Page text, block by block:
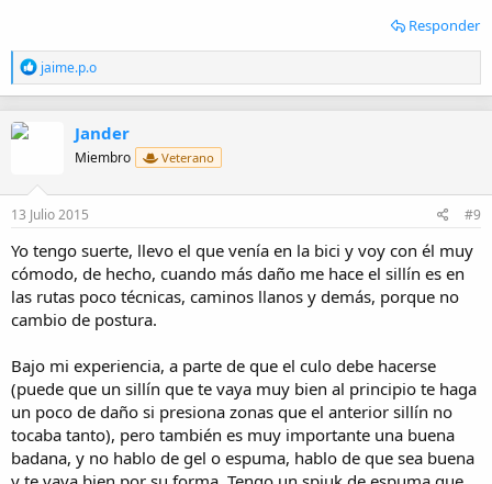
Responder
R
e
a
n
e
s
jaime.p.o
Jander
Miembro Veterano
13 Julio 2015 #9
Yo tengo suerte, llevo el que venía en la bici y voy con él muy
cómodo, de hecho, cuando más daño me hace el sillín es en
las rutas poco técnicas, caminos llanos y demás, porque no
cambio de postura.
Bajo mi experiencia, a parte de que el culo debe hacerse
(puede que un sillín que te vaya muy bien al principio te haga
un poco de daño si presiona zonas que el anterior sillín no
tocaba tanto), pero también es muy importante una buena
badana, y no hablo de gel o espuma, hablo de que sea buena